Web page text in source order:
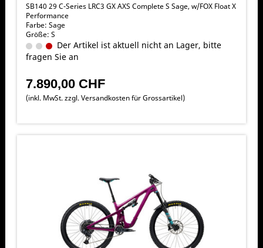
SB140 29 C-Series LRC3 GX AXS Complete S Sage, w/FOX Float X
Performance
Farbe: Sage
Größe: S
Der Artikel ist aktuell nicht an Lager, bitte
fragen Sie an
7.890,00 CHF
(inkl. MwSt. zzgl.Versandkosten für Grossartikel)